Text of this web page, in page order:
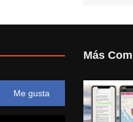
Me gusta
Más